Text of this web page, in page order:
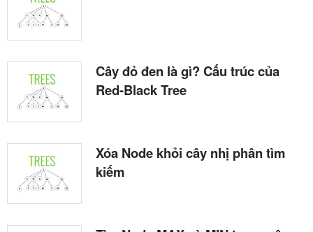
Cây đỏ đen là gì? Cấu trúc của
Red-Black Tree
Xóa Node khỏi cây nhị phân tìm
kiếm